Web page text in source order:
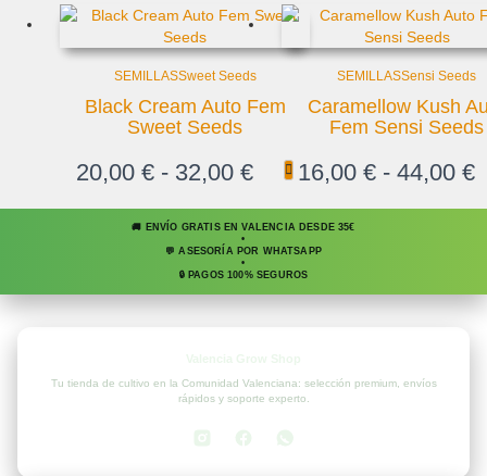
SEMILLASSweet Seeds
Black Cream Auto Fem
Sweet Seeds
20,00 € - 32,00 €
SEMILLASSensi Seeds
Caramellow Kush
Fem Sensi Seeds
16,00 € - 44,00 €
🚚 ENVÍO GRATIS EN VALENCIA DESDE 35€
•
💬 ASESORÍA POR WHATSAPP
•
🔒 PAGOS 100% SEGUROS
Tu tienda de cultivo en la Comunidad Valenciana: selección premium, envíos
rápidos y soporte experto.